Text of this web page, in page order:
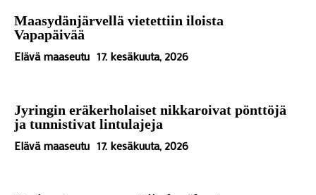
Maasydänjärvellä vietettiin iloista
Vapapäivää
Elävä maaseutu 17. kesäkuuta, 2026
Jyringin eräkerholaiset nikkaroivat pönttöjä
ja tunnistivat lintulajeja
Elävä maaseutu 17. kesäkuuta, 2026